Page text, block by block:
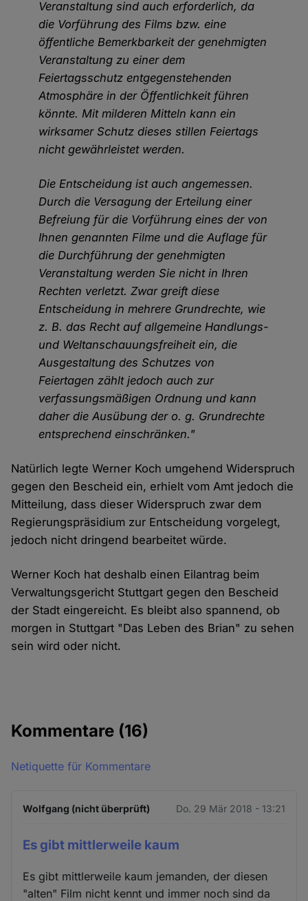
Veranstaltung sind auch erforderlich, da
die Vorführung des Films bzw. eine
öffentliche Bemerkbarkeit der genehmigten
Veranstaltung zu einer dem
Feiertagsschutz entgegenstehenden
Atmosphäre in der Öffentlichkeit führen
könnte. Mit milderen Mitteln kann ein
wirksamer Schutz dieses stillen Feiertags
nicht gewährleistet werden.
Die Entscheidung ist auch angemessen.
Durch die Versagung der Erteilung einer
Befreiung für die Vorführung eines der von
Ihnen genannten Filme und die Auflage für
die Durchführung der genehmigten
Veranstaltung werden Sie nicht in Ihren
Rechten verletzt. Zwar greift diese
Entscheidung in mehrere Grundrechte, wie
z. B. das Recht auf allgemeine Handlungs-
und Weltanschauungsfreiheit ein, die
Ausgestaltung des Schutzes von
Feiertagen zählt jedoch auch zur
verfassungsmäßigen Ordnung und kann
daher die Ausübung der o. g. Grundrechte
entsprechend einschränken."
Natürlich legte Werner Koch umgehend Widerspruch
gegen den Bescheid ein, erhielt vom Amt jedoch die
Mitteilung, dass dieser Widerspruch zwar dem
Regierungspräsidium zur Entscheidung vorgelegt,
jedoch nicht dringend bearbeitet würde.
Werner Koch hat deshalb einen Eilantrag beim
Verwaltungsgericht Stuttgart gegen den Bescheid
der Stadt eingereicht. Es bleibt also spannend, ob
morgen in Stuttgart "Das Leben des Brian" zu sehen
sein wird oder nicht.
Kommentare (16)
Netiquette für Kommentare
Wolfgang (nicht überprüft) Do. 29 Mär 2018 - 13:21
Es gibt mittlerweile kaum
Es gibt mittlerweile kaum jemanden, der diesen
"alten" Film nicht kennt und immer noch sind da